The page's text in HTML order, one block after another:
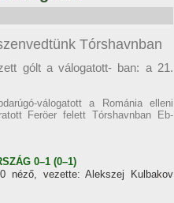
Tórshavnban
gólt a válogatott- ban: a 21.
válogatott a Románia elleni
Feröer felett Tórshavnban Eb-
0–1 (0–1)
néző, vezette: Alekszej Kulbakov